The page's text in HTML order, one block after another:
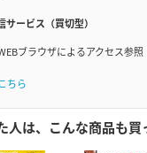
サービス（買切型）
ブラウザによるアクセス参照
こちら
人は、こんな商品も買